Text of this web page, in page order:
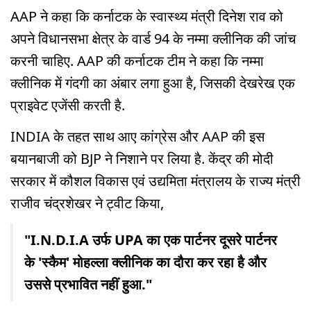
AAP ने कहा कि कर्नाटक के स्वास्थ्य मंत्री दिनेश राव को
अपने विधानसभा क्षेत्र के वार्ड 94 के नम्मा क्लीनिक की जांच
करनी चाहिए. AAP की कर्नाटक टीम ने कहा कि नम्मा
क्लीनिक में गंदगी का अंबार लगा हुआ है, जिसकी देखरेख एक
प्राइवेट एजेंसी करती है.
INDIA के तहत साथ आए कांग्रेस और AAP की इस
बयानबाजी को BJP ने निशाने पर लिया है. केंद्र की मोदी
सरकार में कौशल विकास एवं उद्यमिता मंत्रालय के राज्य मंत्री
राजीव चंद्रशेखर ने ट्वीट किया,
"I.N.D.I.A उर्फ UPA का एक पार्टनर दूसरे पार्टनर
के 'स्कैम' मोहल्ला क्लीनिक का दौरा कर रहा है और
उससे प्रभावित नहीं हुआ."